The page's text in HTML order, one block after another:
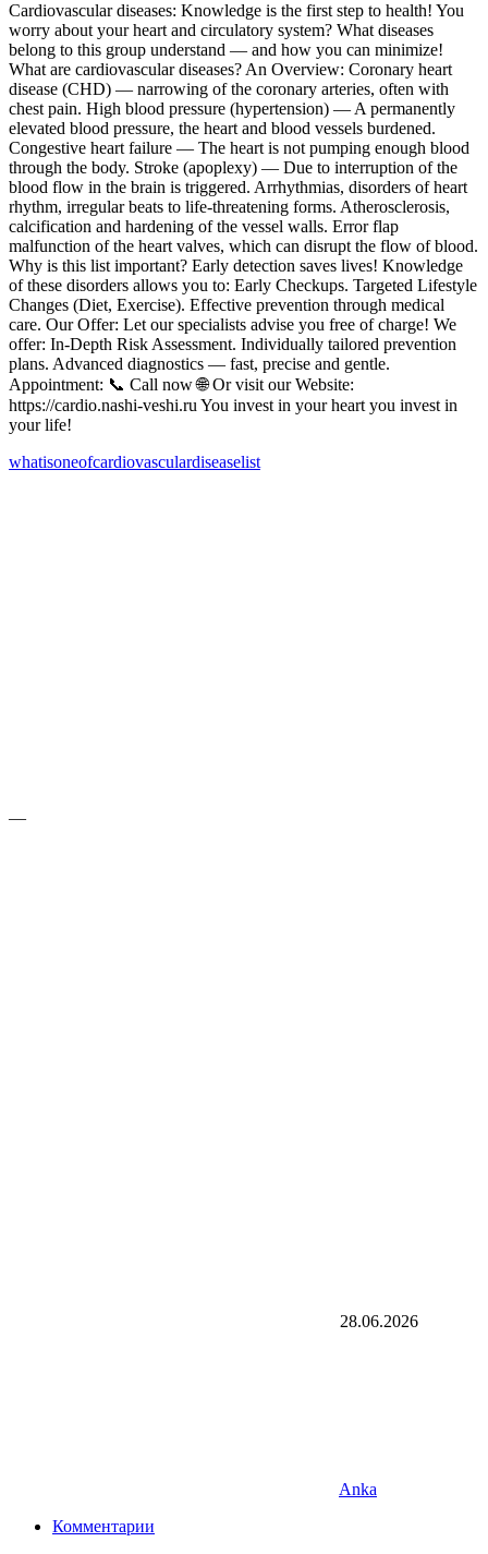
Cardiovascular diseases: Knowledge is the first step to health! You
worry about your heart and circulatory system? What diseases
belong to this group understand — and how you can minimize!
What are cardiovascular diseases? An Overview: Coronary heart
disease (CHD) — narrowing of the coronary arteries, often with
chest pain. High blood pressure (hypertension) — A permanently
elevated blood pressure, the heart and blood vessels burdened.
Congestive heart failure — The heart is not pumping enough blood
through the body. Stroke (apoplexy) — Due to interruption of the
blood flow in the brain is triggered. Arrhythmias, disorders of heart
rhythm, irregular beats to life-threatening forms. Atherosclerosis,
calcification and hardening of the vessel walls. Error flap
malfunction of the heart valves, which can disrupt the flow of blood.
Why is this list important? Early detection saves lives! Knowledge
of these disorders allows you to: Early Checkups. Targeted Lifestyle
Changes (Diet, Exercise). Effective prevention through medical
care. Our Offer: Let our specialists advise you free of charge! We
offer: In-Depth Risk Assessment. Individually tailored prevention
plans. Advanced diagnostics — fast, precise and gentle.
Appointment: 📞 Call now 🌐 Or visit our Website:
https://cardio.nashi-veshi.ru You invest in your heart you invest in
your life!
whatisoneofcardiovasculardiseaselist
—
28.06.2026
Anka
Комментарии